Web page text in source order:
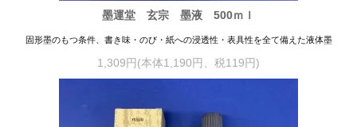
墨運堂 玄宗 墨液 500ｍｌ
固形墨のもつ条件、書き味・のび・紙への浸透性・表具性を全て備えた液体墨
1,309円(本体1,190円、税119円)